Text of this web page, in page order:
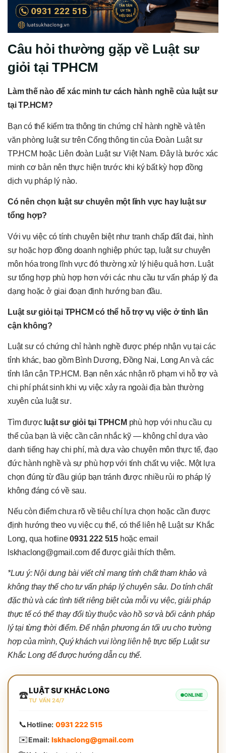
Câu hỏi thường gặp về Luật sư
giỏi tại TPHCM
Làm thế nào để xác minh tư cách hành nghề của luật sư
tại TP.HCM?
Bạn có thể kiểm tra thông tin chứng chỉ hành nghề và tên
văn phòng luật sư trên Cổng thông tin của Đoàn Luật sư
TP.HCM hoặc Liên đoàn Luật sư Việt Nam. Đây là bước xác
minh cơ bản nên thực hiện trước khi ký bất kỳ hợp đồng
dịch vụ pháp lý nào.
Có nên chọn luật sư chuyên một lĩnh vực hay luật sư
tổng hợp?
Với vụ việc có tính chuyên biệt như tranh chấp đất đai, hình
sự hoặc hợp đồng doanh nghiệp phức tạp, luật sư chuyên
môn hóa trong lĩnh vực đó thường xử lý hiệu quả hơn. Luật
sư tổng hợp phù hợp hơn với các nhu cầu tư vấn pháp lý đa
dạng hoặc ở giai đoạn định hướng ban đầu.
Luật sư giỏi tại TPHCM có thể hỗ trợ vụ việc ở tỉnh lân
cận không?
Luật sư có chứng chỉ hành nghề được phép nhận vụ tại các
tỉnh khác, bao gồm Bình Dương, Đồng Nai, Long An và các
tỉnh lân cận TP.HCM. Bạn nên xác nhận rõ phạm vi hỗ trợ và
chi phí phát sinh khi vụ việc xảy ra ngoài địa bàn thường
xuyên của luật sư.
Tìm được luật sư giỏi tại TPHCM phù hợp với nhu cầu cụ
thể của bạn là việc cần cân nhắc kỹ — không chỉ dựa vào
danh tiếng hay chi phí, mà dựa vào chuyên môn thực tế, đạo
đức hành nghề và sự phù hợp với tính chất vụ việc. Một lựa
chọn đúng từ đầu giúp bạn tránh được nhiều rủi ro pháp lý
không đáng có về sau.
Nếu còn điểm chưa rõ về tiêu chí lựa chọn hoặc cần được
định hướng theo vụ việc cụ thể, có thể liên hệ Luật sư Khắc
Long, qua hotline0931 222 515 hoặc email
lskhaclong@gmail.com để được giải thích thêm.
*Lưu ý: Nội dung bài viết chỉ mang tính chất tham khảo và
không thay thế cho tư vấn pháp lý chuyên sâu. Do tính chất
đặc thù và các tình tiết riêng biệt của mỗi vụ việc, giải pháp
thực tế có thể thay đổi tùy thuộc vào hồ sơ và bối cảnh pháp
lý tại từng thời điểm. Để nhận phương án tối ưu cho trường
hợp của mình, Quý khách vui lòng liên hệ trực tiếp Luật sư
Khắc Long để được hướng dẫn cụ thể.
☎️LUẬT SƯ KHẮC LONG
TƯ VẤN 24/7
ONLINE
📞Hotline: 0931 222 515
✉️Email: lskhaclong@gmail.com